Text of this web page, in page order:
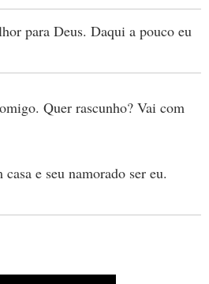
para Deus. Daqui a pouco eu
Quer rascunho? Vai com
e seu namorado ser eu.